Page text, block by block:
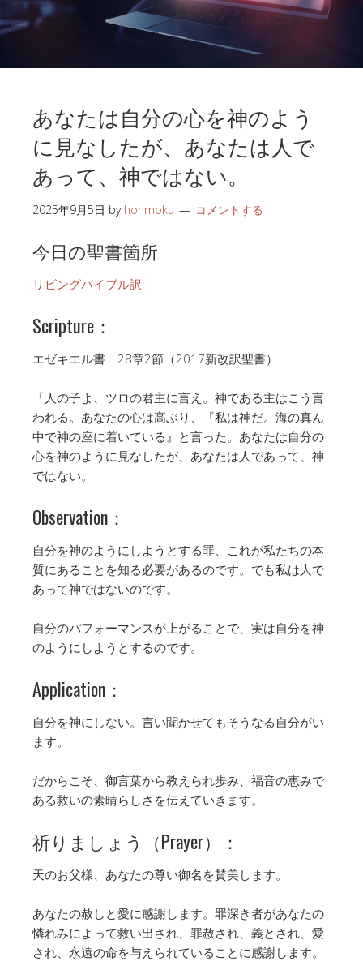
あなたは自分の心を神のよう
に見なしたが、あなたは人で
あって、神ではない。
2025年9月5日 by honmoku コメントする
今日の聖書箇所
リビングバイブル訳
Scripture：
エゼキエル書 28章2節（2017新改訳聖書）
「人の子よ、ツロの君主に言え。神である主はこう言
われる。あなたの心は高ぶり、『私は神だ。海の真ん
中で神の座に着いている』と言った。あなたは自分の
心を神のように見なしたが、あなたは人であって、神
ではない。
Observation：
自分を神のようにしようとする罪、これが私たちの本
質にあることを知る必要があるのです。でも私は人で
あって神ではないのです。
自分のパフォーマンスが上がることで、実は自分を神
のようにしようとするのです。
Application：
自分を神にしない。言い聞かせてもそうなる自分がい
ます。
だからこそ、御言葉から教えられ歩み、福音の恵みで
ある救いの素晴らしさを伝えていきます。
祈りましょう（Prayer）：
天のお父様、あなたの尊い御名を賛美します。
あなたの赦しと愛に感謝します。罪深き者があなたの
憐れみによって救い出され、罪赦され、義とされ、愛
され、永遠の命を与えられていることに感謝します。